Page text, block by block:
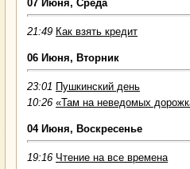
07 Июня, Среда
21:49 Как взять кредит
06 Июня, Вторник
23:01 Пушкинский день
10:26 «Там на неведомых
04 Июня, Воскресенье
19:16 Чтение на все времена